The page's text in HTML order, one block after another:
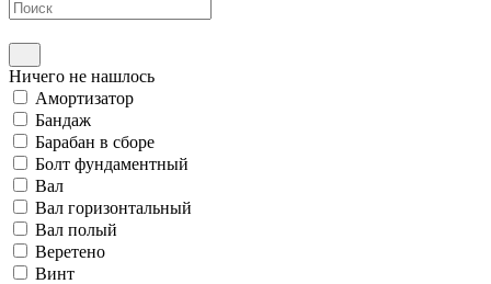
Ничего не нашлось
Амортизатор
Бандаж
Барабан в сборе
Болт фундаментный
Вал
Вал горизонтальный
Вал полый
Веретено
Винт